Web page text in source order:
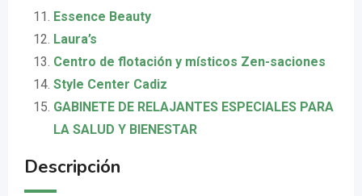
Essence Beauty
Laura’s
Centro de flotación y místicos Zen-saciones
Style Center Cadiz
GABINETE DE RELAJANTES ESPECIALES PARA
LA SALUD Y BIENESTAR
Descripción